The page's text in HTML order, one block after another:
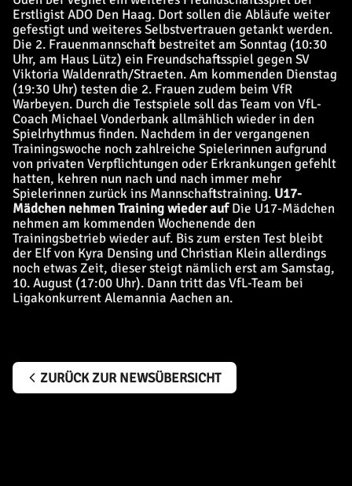
Erstligist ADO Den Haag. Dort sollen die Abläufe weiter
gefestigt und weiteres Selbstvertrauen getankt werden.
Die 2. Frauenmannschaft bestreitet am Sonntag (10:30
Uhr, am Haus Lütz) ein Freundschaftsspiel gegen SV
Viktoria Waldenrath/Straeten. Am kommenden Dienstag
(19:30 Uhr) testen die 2. Frauen zudem beim VfR
Warbeyen. Durch die Testspiele soll das Team von VfL-
Coach Michael Vonderbank allmählich wieder in den
Spielrhythmus finden. Nachdem in der vergangenen
Trainingswoche noch zahlreiche Spielerinnen aufgrund
von privaten Verpflichtungen oder Erkrankungen gefehlt
hatten, kehren nun nach und nach immer mehr
Spielerinnen zurück ins Mannschaftstraining. U17-
Mädchen nehmen Training wieder aufDie U17-Mädchen
nehmen am kommenden Wochenende den
Trainingsbetrieb wieder auf. Bis zum ersten Test bleibt
der Elf von Kyra Densing und Christian Klein allerdings
noch etwas Zeit, dieser steigt nämlich erst am Samstag,
10. August (17:00 Uhr). Dann tritt das VfL-Team bei
Ligakonkurrent Alemannia Aachen an.
ZURÜCK ZUR NEWSÜBERSICHT